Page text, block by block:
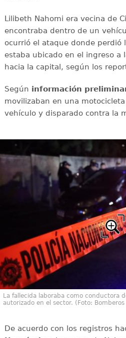
Lilibeth Nahomi era vecina de
encontraba dentro de un
ocurrió el ataque donde perdió
estaba ubicado en el ingreso a
hacia la capital, según los
Según información
movilizaban en una
vehículo y disparado contra la
La fallecida laboraba como conductora
autorizado en el sector. (Foto: Bomberos
De acuerdo con los registros